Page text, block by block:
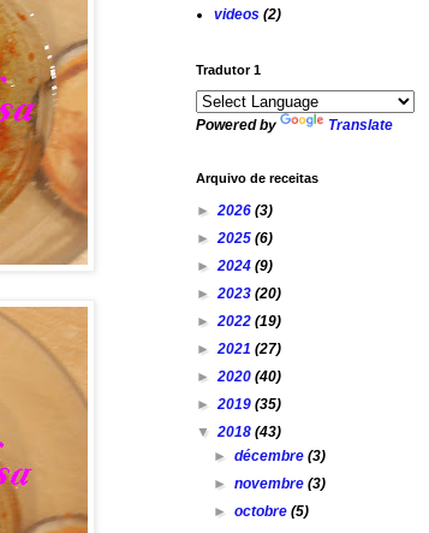
videos (2)
Tradutor 1
Powered by Translate
Arquivo de receitas
► 2026 (3)
► 2025 (6)
► 2024 (9)
► 2023 (20)
► 2022 (19)
► 2021 (27)
► 2020 (40)
► 2019 (35)
▼ 2018 (43)
►décembre(3)
►novembre(3)
►octobre(5)